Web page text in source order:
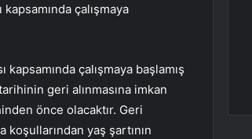
çalışmaya
çalışmaya başlamış
geri alınmasına imkan
önce olacaktır. Geri
yaş şartının